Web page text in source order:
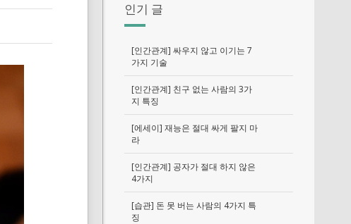
인기 글
[인간관계] 싸우지 않고 이기는 7
가지 기술
[인간관계] 친구 없는 사람의 3가
지 특징
[에세이] 재능은 절대 싸게 팔지 마
라
[인간관계] 공자가 절대 하지 않은
4가지
[습관] 돈 못 버는 사람의 4가지 특
징